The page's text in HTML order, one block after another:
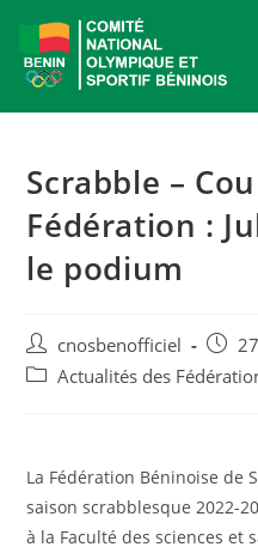
Scrabble –
Fédération :
le podium
cnosbenofficiel
Actualités des
La Fédération Béninoise de
saison scrabblesque 2022-
à la Faculté des sciences et